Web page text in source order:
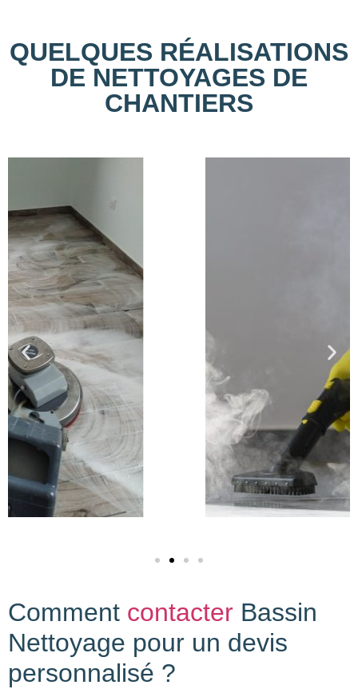
QUELQUES RÉALISATIONS
DE NETTOYAGES DE
CHANTIERS
Comment contacter Bassin
Nettoyage pour un devis
personnalisé ?